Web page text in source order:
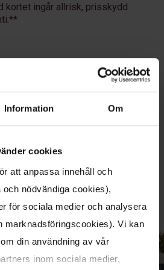
Information Om
cookies
att anpassa innehåll och
nödvändiga cookies),
för sociala medier och analysera
marknadsföringscookies). Vi kan
din användning av vår
inom sociala medier,
kortet ingår allrisk, prisskydd
reseförsäkring
händelser i samband
avbeställningsskydd och